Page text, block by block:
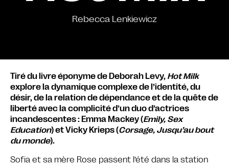
Rebecca Lenkiewicz
Tiré du livre éponyme de Deborah Levy, Hot Milk
explore la dynamique complexe de l’identité, du
désir, de la relation de dépendance et de la quête de
liberté avec la complicité d’un duo d’actrices
incandescentes : Emma Mackey (Emily, Sex
Education) et Vicky Krieps (Corsage, Jusqu’au bout
du monde).
Sofia et sa mère Rose passent l’été dans la station